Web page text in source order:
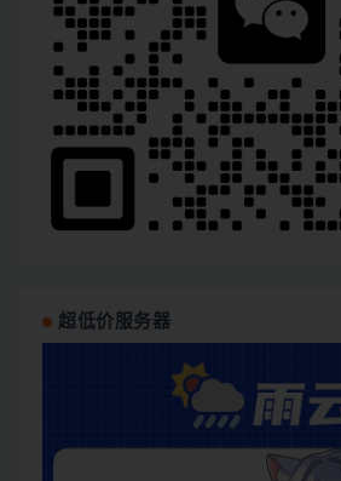
超低价服务器